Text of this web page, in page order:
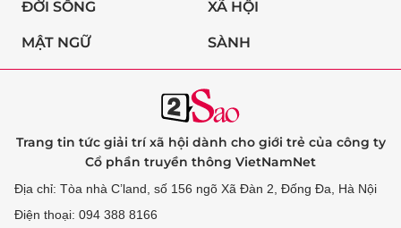
ĐỜI SỐNG XÃ HỘI
MẬT NGỮ SÀNH
Trang tin tức giải trí xã hội dành cho giới trẻ của công ty
Cổ phần truyền thông VietNamNet
Địa chỉ: Tòa nhà C’land, số 156 ngõ Xã Đàn 2, Đống Đa, Hà Nội
Điện thoại: 094 388 8166